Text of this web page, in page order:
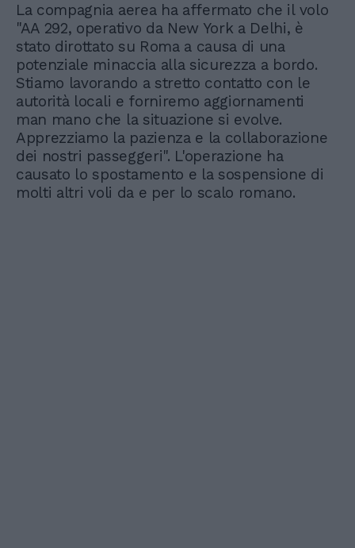
La compagnia aerea ha affermato che il volo
"AA 292, operativo da New York a Delhi, è
stato dirottato su Roma a causa di una
potenziale minaccia alla sicurezza a bordo.
Stiamo lavorando a stretto contatto con le
autorità locali e forniremo aggiornamenti
man mano che la situazione si evolve.
Apprezziamo la pazienza e la collaborazione
dei nostri passeggeri". L'operazione ha
causato lo spostamento e la sospensione di
molti altri voli da e per lo scalo romano.